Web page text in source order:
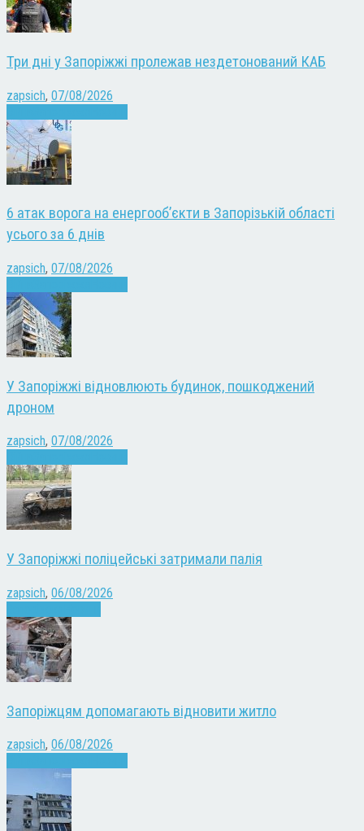
Три дні у Запоріжжі пролежав нездетонований КАБ
zapsich, 07/08/2026
6 атак ворога на енергооб’єкти в Запорізькій області
усього за 6 днів
zapsich, 07/08/2026
У Запоріжжі відновлюють будинок, пошкоджений
дроном
zapsich, 07/08/2026
У Запоріжжі поліцейські затримали палія
zapsich, 06/08/2026
Запоріжцям допомагають відновити житло
zapsich, 06/08/2026